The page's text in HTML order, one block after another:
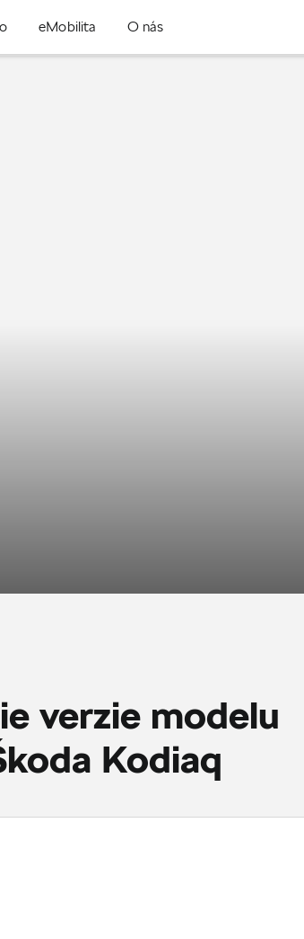
eMobilita O nás
verzie modelu
Kodiaq